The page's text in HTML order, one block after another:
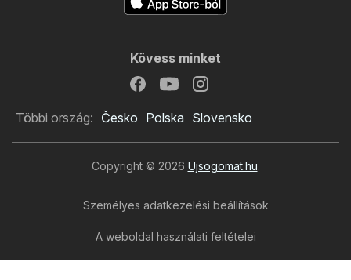
Kövess minket
Többi ország: Česko Polska Slovensko
Copyright © 2026 Ujsogomat.hu.
Személyes adatkezelési beállítások
A weboldal használati feltételei